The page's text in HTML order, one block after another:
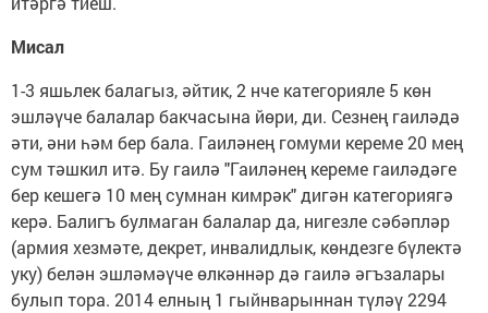
Мисал
1-3 яшьлек балагыз, әйтик, 2 нче категорияле 5 көн
эшләүче балалар бакчасына йөри, ди. Сезнең гаиләдә
әти, әни һәм бер бала. Гаиләнең гомуми кереме 20 мең
сум тәшкил итә. Бу гаилә "Гаиләнең кереме гаиләдәге
бер кешегә 10 мең сумнан кимрәк" дигән категориягә
керә. Балигъ булмаган балалар да, нигезле сәбәпләр
(армия хезмәте, декрет, инвалидлык, көндезге бүлектә
уку) белән эшләмәүче өлкәннәр дә гаилә әгъзалары
булып тора. 2014 елның 1 гыйнварыннан түләү 2294